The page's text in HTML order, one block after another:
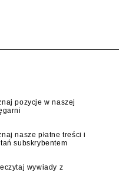
pozycje w naszej
nasze płatne treści i
subskrybentem
wywiady z